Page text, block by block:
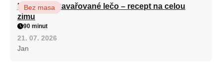
Babiččino zavařované lečo – recept na celou
zimu
Bez masa
90 minut
21. 07. 2026
Jan